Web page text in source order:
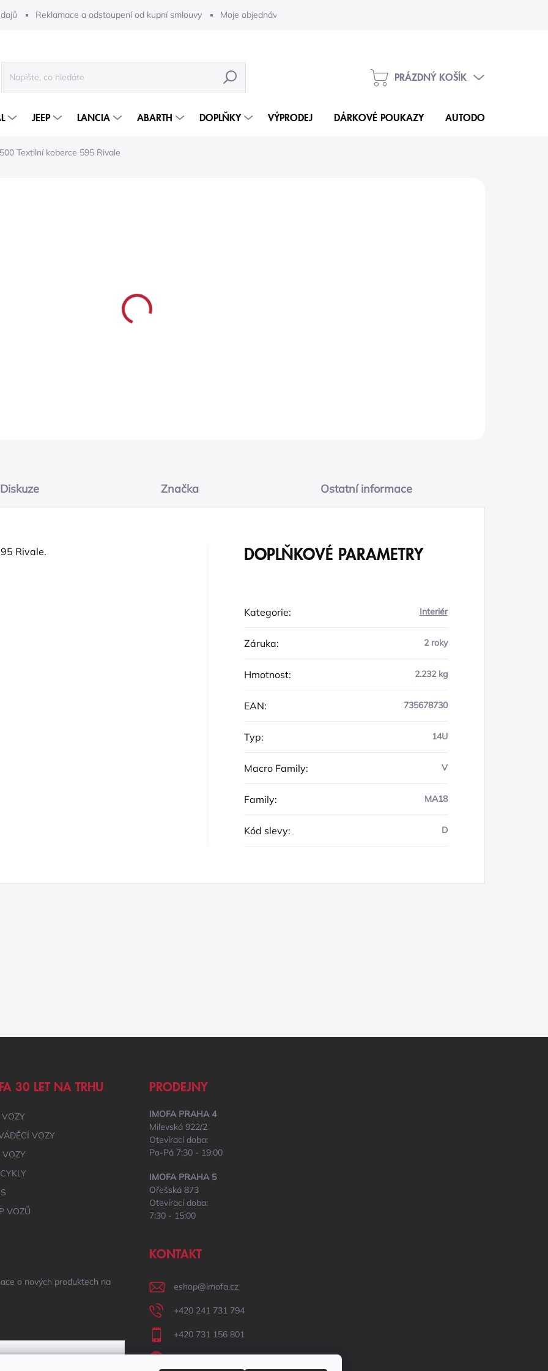
Reklamace a odstoupení od kupní smlouvy Moje objednávka
HLEDAT
NÁKUPNÍ
PRÁZDNÝ KOŠÍK
JEEP LANCIA ABARTH DOPLŇKY VÝPRODEJ DÁRKOVÉ POUKAZY AUTODOPLŇKY
Textilní koberce 595 Rivale
Diskuze Značka Ostatní informace
Rivale. DOPLŇKOVÉ PARAMETRY
Kategorie: Interiér
Záruka: 2 roky
Hmotnost: 2.232 kg
EAN: 735678730
Typ: 14U
Macro Family: V
Family: MA18
Kód slevy: D
30 LET NA TRHU
VOZY
VOZY
VOZŮ
PRODEJNY
IMOFA PRAHA 4
Milevská 922/2
Otevírací doba:
Po-Pá 7:30 - 19:00
IMOFA PRAHA 5
Ořešská 873
Otevírací doba:
7:30 - 15:00
o nových produktech na
KONTAKT
eshop@imofa.cz
+420 241 731 794
+420 731 156 801
IMOFA Facebook